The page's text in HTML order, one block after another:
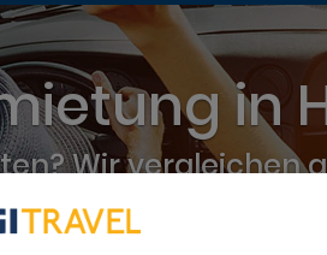
in
Wir vergleichen
kostenlose